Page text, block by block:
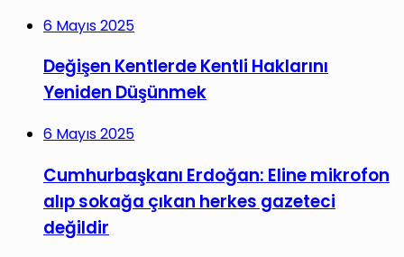
6 Mayıs 2025
Değişen Kentlerde Kentli Haklarını
Yeniden Düşünmek
6 Mayıs 2025
Cumhurbaşkanı Erdoğan: Eline mikrofon
alıp sokağa çıkan herkes gazeteci
değildir